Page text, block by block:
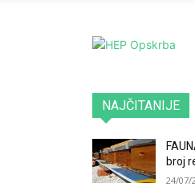
NAJČITANIJE
broj
24/07/